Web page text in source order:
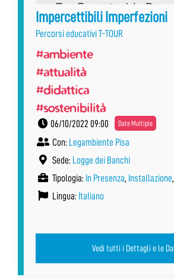
Impercettibili Imperfezioni
Percorsi educativi T-TOUR
#ambiente
#attualità
#didattica
#sostenibilità
06/10/2022 09:00 Date Multiple
Con: Legambiente Pisa
Sede: Logge dei Banchi
Tipologia: In Presenza, Installazione,
Lingua: Italiano
Vedi tutti i Dettagli e le